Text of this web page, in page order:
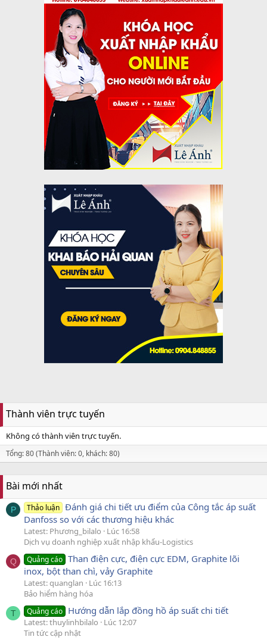
Thành viên trực tuyến
Không có thành viên trực tuyến.
Tổng: 80 (Thành viên: 0, khách: 80)
Bài mới nhất
P Thảo luận Đánh giá chi tiết ưu điểm của Công tắc áp suất
Danfoss so với các thương hiệu khác
Latest: Phương_bilalo
Lúc 16:58
Dịch vụ doanh nghiệp xuất nhập khẩu-Logistics
Q Quảng cáo Than điện cực, điện cực EDM, Graphite lõi
inox, bột than chì, vảy Graphite
Latest: quanglan
Lúc 16:13
Bảo hiểm hàng hóa
T Quảng cáo Hướng dẫn lắp đồng hồ áp suất chi tiết
Latest: thuylinhbilalo
Lúc 12:07
Tin tức cập nhật